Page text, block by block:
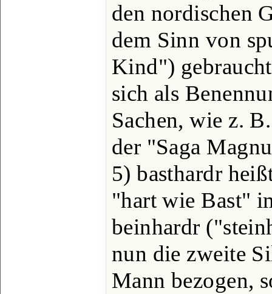
den nordischen
dem Sinn von
Kind")
sich als
Sachen, wie z.
der "Saga
5) basthardr
"hart wie Bast"
beinhardr
nun die zweite
Mann bezogen,